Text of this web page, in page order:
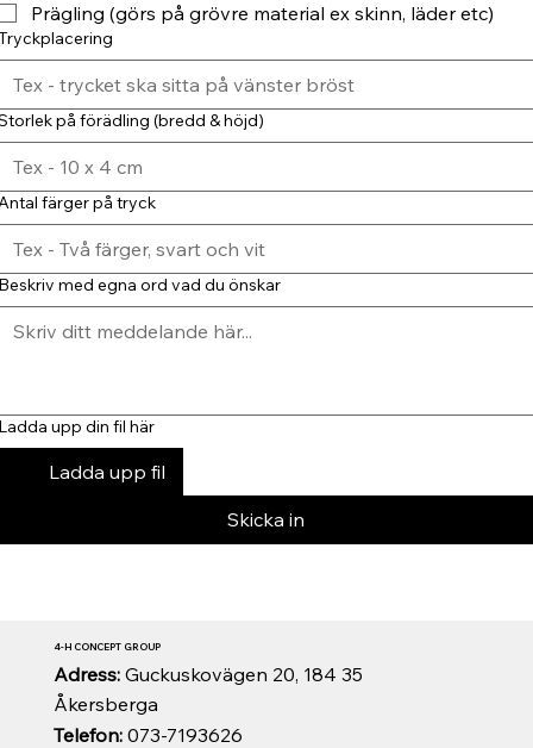
Prägling (görs på grövre material ex skinn, läder etc)
på förädling (bredd & höjd)
färger på tryck
med egna ord vad du önskar
upp din fil här
Ladda upp fil
Skicka in
Telefon:073-7193626
Adress: Guckuskovägen 20, 184 35
Åkersberga
4-H CONCEPT GROUP